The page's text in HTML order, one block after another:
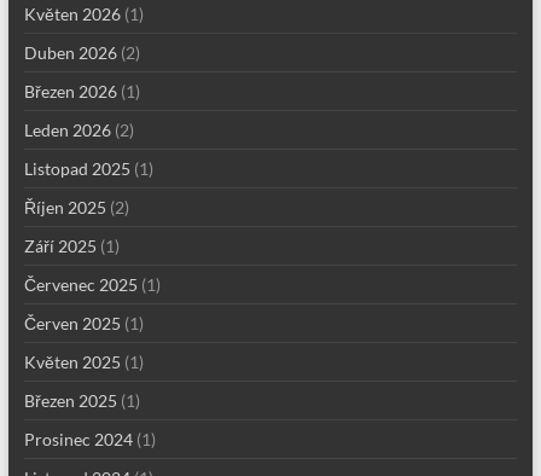
Květen 2026(1)
Duben 2026(2)
Březen 2026(1)
Leden 2026(2)
Listopad 2025 (1)
Říjen 2025 (2)
Září 2025 (1)
Červenec 2025 (1)
Červen 2025 (1)
Květen 2025 (1)
Březen 2025 (1)
Prosinec 2024(1)